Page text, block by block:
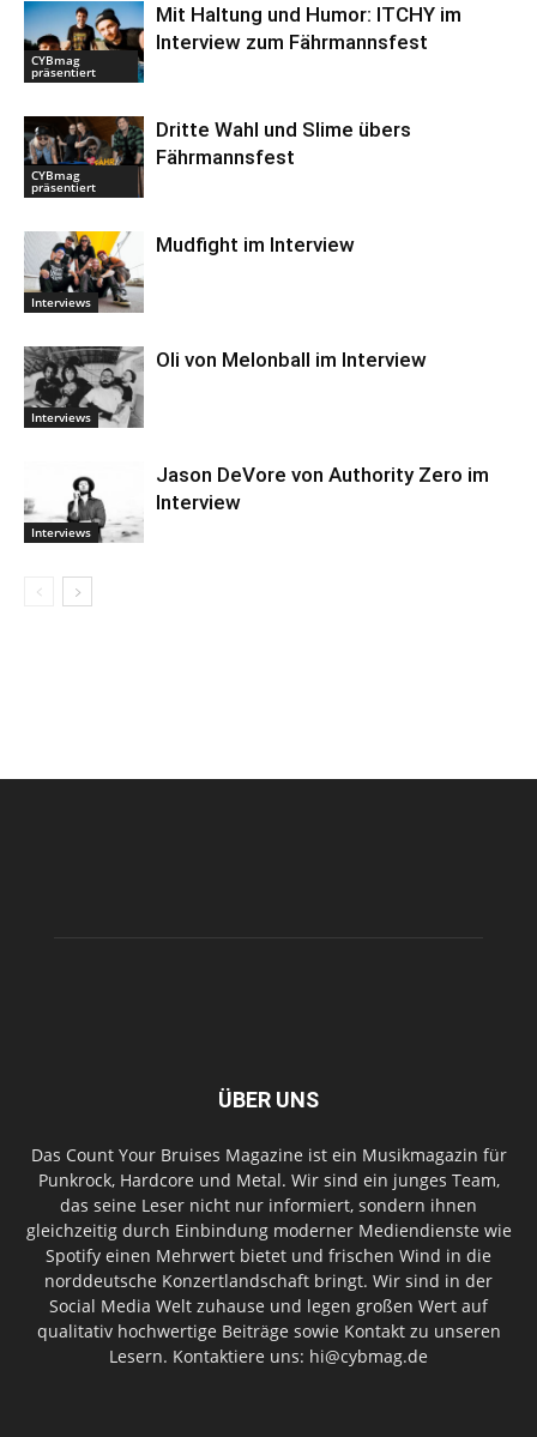
CYBmag
präsentiert
Mit Haltung und Humor: ITCHY im
Interview zum Fährmannsfest
CYBmag
präsentiert
Dritte Wahl und Slime übers
Fährmannsfest
Interviews
Mudfight im Interview
Interviews
Oli von Melonball im Interview
Interviews
Jason DeVore von Authority Zero im
Interview
ÜBER UNS
Das Count Your Bruises Magazine ist ein Musikmagazin für
Punkrock, Hardcore und Metal. Wir sind ein junges Team,
das seine Leser nicht nur informiert, sondern ihnen
gleichzeitig durch Einbindung moderner Mediendienste wie
Spotify einen Mehrwert bietet und frischen Wind in die
norddeutsche Konzertlandschaft bringt. Wir sind in der
Social Media Welt zuhause und legen großen Wert auf
qualitativ hochwertige Beiträge sowie Kontakt zu unseren
Lesern. Kontaktiere uns: hi@cybmag.de